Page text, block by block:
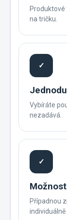
na tričku.
✓
Vybíráte
nezadává.
✓
Případnou